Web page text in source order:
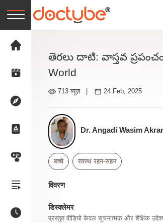
తెరలు దాటి: వాస్తవ
World
713 व्यूज़ 24 Feb, 2025
Dr. Angadi Wasim
बच्चे स्वस्थ रहन-सहन
विवरण
डिस्क्लेमर
प्रस्तुत वीडियो केवल सूचनात्मक और शैक्षिक